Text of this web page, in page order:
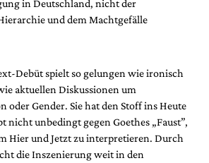
in Deutschland, nicht der
und dem Machtgefälle
Debüt spielt so gelungen wie ironisch
aktuellen Diskussionen um
oder Gender. Sie hat den Stoff ins Heute
nicht unbedingt gegen Goethes „Faust”,
Hier und Jetzt zu interpretieren. Durch
die Inszenierung weit in den